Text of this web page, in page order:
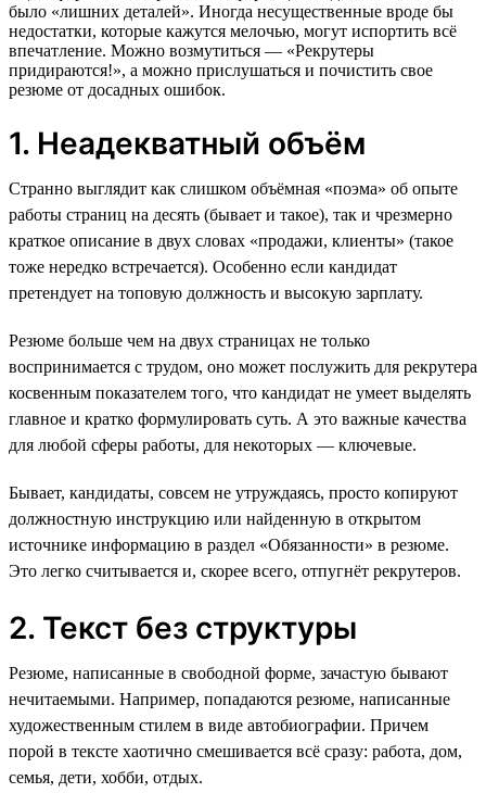
было «лишних деталей». Иногда несущественные вроде бы
недостатки, которые кажутся мелочью, могут испортить всё
впечатление. Можно возмутиться — «Рекрутеры
придираются!», а можно прислушаться и почистить свое
резюме от досадных ошибок.
1. Неадекватный объём
Странно выглядит как слишком объёмная «поэма» об опыте
работы страниц на десять (бывает и такое), так и чрезмерно
краткое описание в двух словах «продажи, клиенты» (такое
тоже нередко встречается). Особенно если кандидат
претендует на топовую должность и высокую зарплату.
Резюме больше чем на двух страницах не только
воспринимается с трудом, оно может послужить для рекрутера
косвенным показателем того, что кандидат не умеет выделять
главное и кратко формулировать суть. А это важные качества
для любой сферы работы, для некоторых — ключевые.
Бывает, кандидаты, совсем не утруждаясь, просто копируют
должностную инструкцию или найденную в открытом
источнике информацию в раздел «Обязанности» в резюме.
Это легко считывается и, скорее всего, отпугнёт рекрутеров.
2. Текст без структуры
Резюме, написанные в свободной форме, зачастую бывают
нечитаемыми. Например, попадаются резюме, написанные
художественным стилем в виде автобиографии. Причем
порой в тексте хаотично смешивается всё сразу: работа, дом,
семья, дети, хобби, отдых.